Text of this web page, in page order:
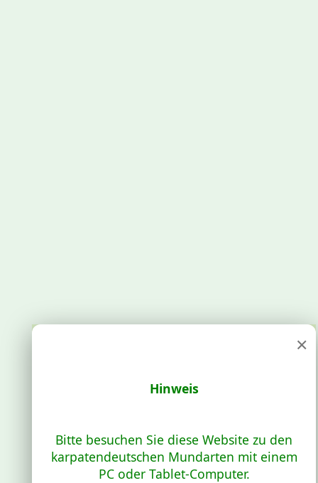
×
Hinweis
Bitte besuchen Sie diese Website zu den
karpatendeutschen Mundarten mit einem
PC oder Tablet-Computer.